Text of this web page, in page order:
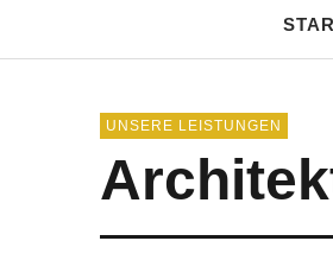
UNSERE LEISTUNGEN